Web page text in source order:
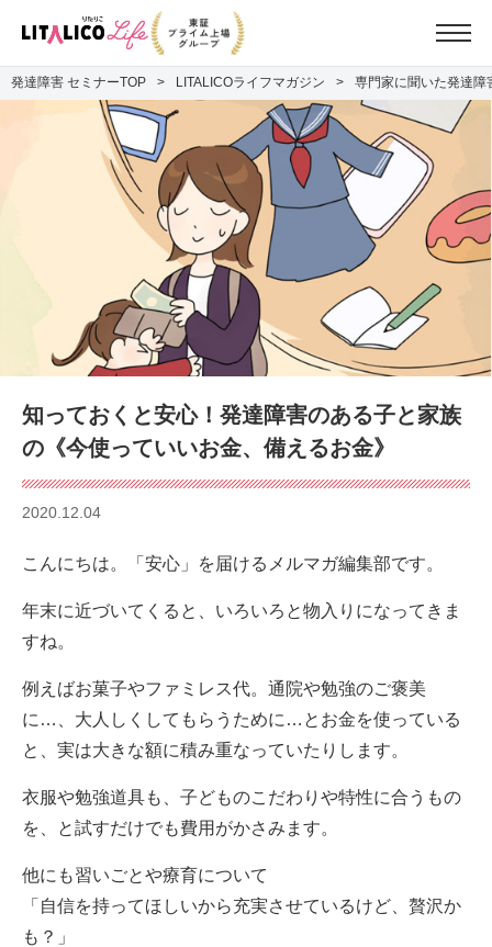
発達障害 セミナーTOP LITALICOライフマガジン 専門家に聞いた発達障
知っておくと安心！発達障害のある子と家族
の《今使っていいお金、備えるお金》
2020.12.04
こんにちは。「安心」を届けるメルマガ編集部です。
年末に近づいてくると、いろいろと物入りになってきま
すね。
例えばお菓子やファミレス代。通院や勉強のご褒美
に…、大人しくしてもらうために…とお金を使っている
と、実は大きな額に積み重なっていたりします。
衣服や勉強道具も、子どものこだわりや特性に合うもの
を、と試すだけでも費用がかさみます。
他にも習いごとや療育について
「自信を持ってほしいから充実させているけど、贅沢か
も？」